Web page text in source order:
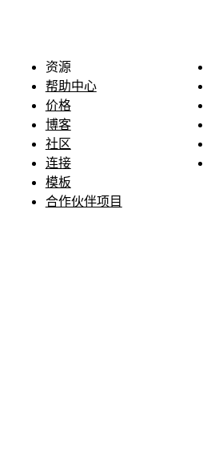
资源
帮助中心
价格
博客
社区
连接
模板
合作伙伴项目